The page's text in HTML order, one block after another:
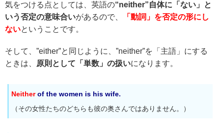
気をつける点としては、英語の“neither”自体に「ない」と
いう否定の意味合いがあるので、
「動詞」を否定の形にし
ないということです。
そして、”either”と同じように、”neither”を「主語」にする
ときは、
原則として「単数」の扱いになります。
Neither of the women is his wife.
（その女性たちのどちらも彼の奥さんではありません。）